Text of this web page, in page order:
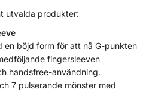
utvalda produkter:
en böjd form för att nå G-punkten
fingersleeven
handsfree-användning.
7 pulserande mönster med